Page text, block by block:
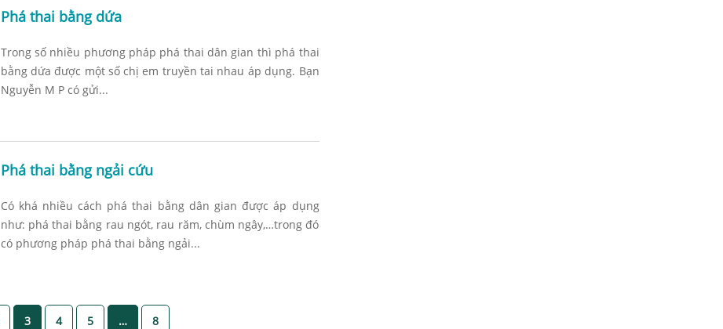
Phá thai bằng dứa
Trong số nhiều phương pháp phá thai dân gian thì phá thai
bằng dứa được một số chị em truyền tai nhau áp dụng. Bạn
Nguyễn M P có gửi...
Phá thai bằng ngải cứu
Có khá nhiều cách phá thai bằng dân gian được áp dụng
như: phá thai bằng rau ngót, rau răm, chùm ngây,…trong đó
có phương pháp phá thai bằng ngải...
3 4 5 … 8